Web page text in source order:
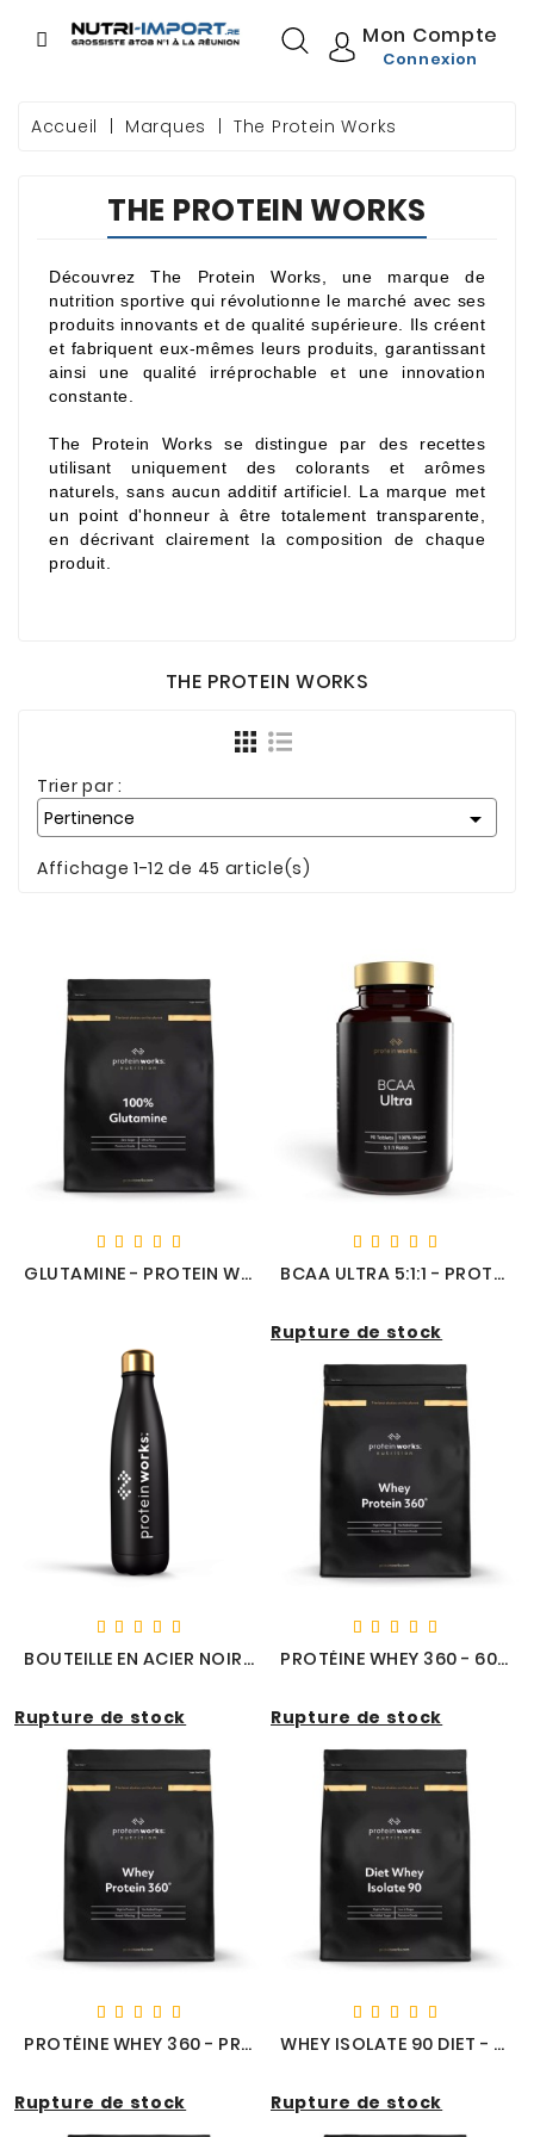
CATÉGORIE
NOS MARQUES
SOURCING
GOODIES
CONDITIONS
COMMERCIALES
PREMIÈRE
COMMANDE
Mon Compte
Connexion
Accueil Marques The Protein Works
THE PROTEIN WORKS
Découvrez The Protein Works, une marque de
nutrition sportive qui révolutionne le marché avec ses
produits innovants et de qualité supérieure. Ils créent
et fabriquent eux-mêmes leurs produits, garantissant
ainsi une qualité irréprochable et une innovation
constante.
The Protein Works se distingue par des recettes
utilisant uniquement des colorants et arômes
naturels, sans aucun additif artificiel. La marque met
un point d'honneur à être totalement transparente,
en décrivant clairement la composition de chaque
produit.
THE PROTEIN WORKS
Trier par :
Pertinence

Affichage 1-12 de 45 article(s)
GLUTAMINE - PROTEIN WORKS BCAA ULTRA 5:1:1 - PROTEIN WORKS
BOUTEILLE EN ACIER NOIR ET OR - PROTEIN WORKS
Rupture de stock
PROTÉINE WHEY 360 - 600G - PROTEIN WORKS
Rupture de stock
PROTÉINE WHEY 360 - PROTEIN WORKS
Rupture de stock
WHEY ISOLATE 90 DIET - 500G - PROTEIN WORKS
Rupture de stock Rupture de stock